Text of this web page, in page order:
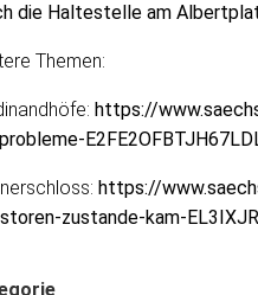
die Haltestelle am
Themen:
https://
https://
zustande-kam-